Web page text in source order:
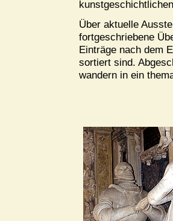
Über aktuelle
fortgeschriebene
Einträge nach dem
sortiert sind.
wandern in ein